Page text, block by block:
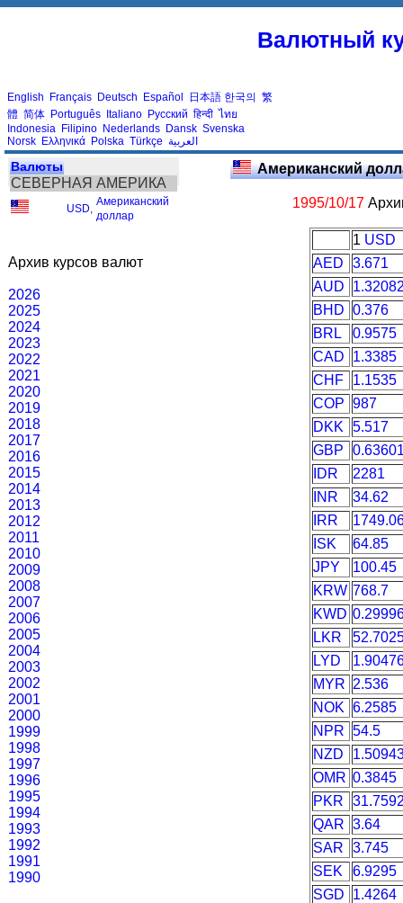
Валютный
English Français Deutsch Español 日本語 한국의 繁
體 简体 Português Italiano Русский हिन्दी ไทย
Indonesia Filipino Nederlands Dansk Svenska
Norsk Ελληνικά Polska Türkçe العربية
Валюты
СЕВЕРНАЯ АМЕРИКА
USD
Американский
доллар
Архив курсов валют
2026
2025
2024
2023
2022
2021
2020
2019
2018
2017
2016
2015
2014
2013
2012
2011
2010
2009
2008
2007
2006
2005
2004
2003
2002
2001
2000
1999
1998
1997
1996
1995
1994
1993
1992
1991
1990
Американский
1995/10/17
1 USD
AED
3.671
AUD
BHD
0.376
BRL
0.9575
CAD
1.3385
CHF
1.1535
COP
987
DKK
5.517
GBP
IDR
2281
INR
34.62
IRR
ISK
64.85
JPY
100.45
KRW 768.7
KWD
LKR
LYD
MYR 2.536
NOK
6.2585
NPR
54.5
NZD
OMR 0.3845
PKR
QAR
3.64
SAR
3.745
SEK
6.9295
SGD
1.4264